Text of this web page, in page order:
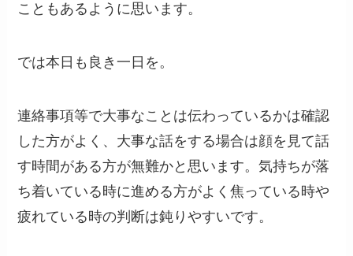
こともあるように思います。
では本日も良き一日を。
連絡事項等で大事なことは伝わっているかは確認
した方がよく、大事な話をする場合は顔を見て話
す時間がある方が無難かと思います。気持ちが落
ち着いている時に進める方がよく焦っている時や
疲れている時の判断は鈍りやすいです。